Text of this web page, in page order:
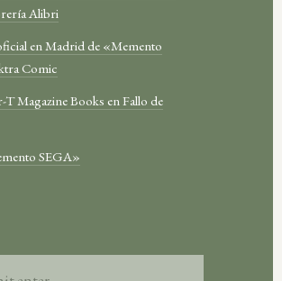
Alibri
en Madrid de «Memento
Comic
T Magazine Books en Fallo de
SEGA»